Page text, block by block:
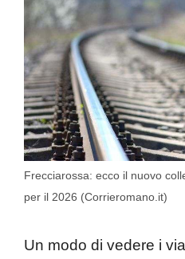
Frecciarossa: ecco il nuovo
per il 2026 (Corrieromano.it)
Un modo di vedere i